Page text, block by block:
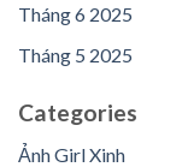
Tháng 6 2025
Tháng 5 2025
Categories
Ảnh Girl Xinh